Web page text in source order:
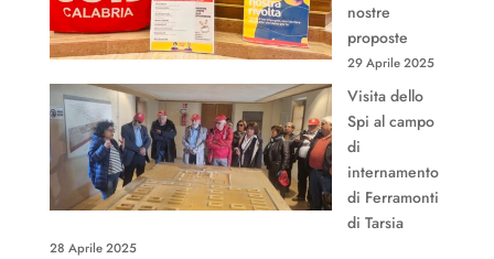
nostre
proposte
29 Aprile 2025
Visita dello
Spi al campo
di
internamento
di Ferramonti
di Tarsia
28 Aprile 2025